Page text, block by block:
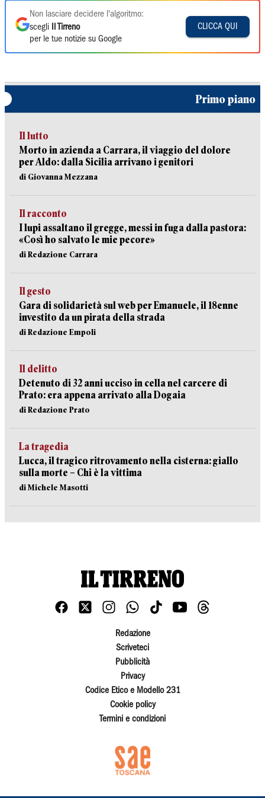
Non lasciare decidere l'algoritmo:
scegli
Il Tirreno
per le tue notizie su Google
CLICCA QUI
Primo piano
Il lutto
Morto in azienda a Carrara, il viaggio del dolore
per Aldo: dalla Sicilia arrivano i genitori
di Giovanna Mezzana
Il racconto
I lupi assaltano il gregge, messi in fuga dalla pastora:
«Così ho salvato le mie pecore»
di Redazione Carrara
Il gesto
Gara di solidarietà sul web per Emanuele, il 18enne
investito da un pirata della strada
di Redazione Empoli
Il delitto
Detenuto di 32 anni ucciso in cella nel carcere di
Prato: era appena arrivato alla Dogaia
di Redazione Prato
La tragedia
Lucca, il tragico ritrovamento nella cisterna: giallo
sulla morte – Chi è la vittima
di Michele Masotti
Redazione
Scriveteci
Pubblicità
Privacy
Codice Etico e Modello 231
Cookie policy
Termini e condizioni